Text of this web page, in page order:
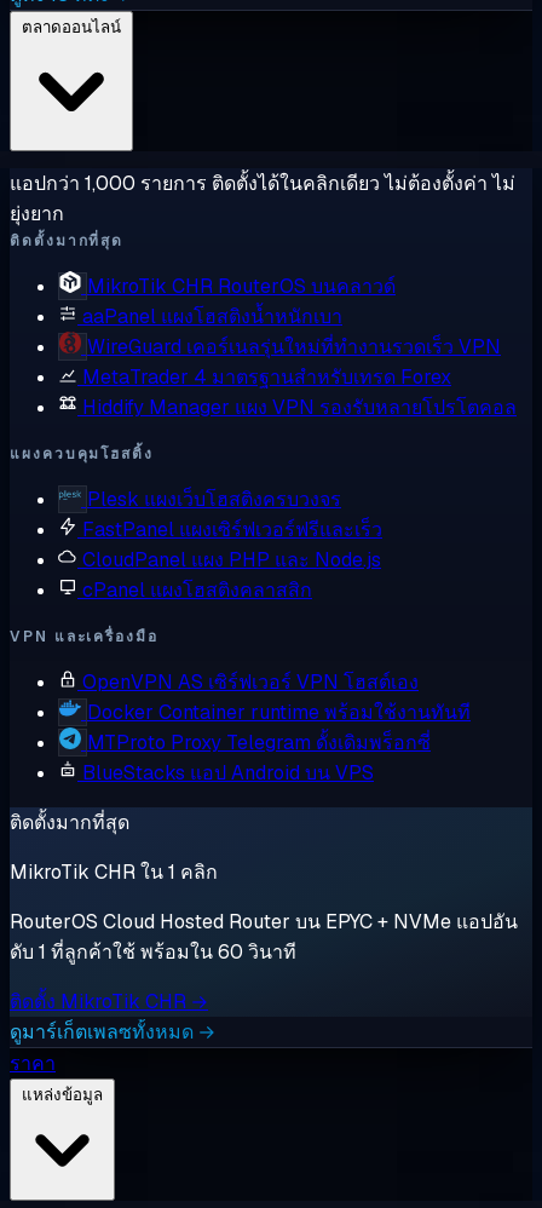
แอปกว่า 1,000 รายการ ติดตั้งได้ในคลิกเดียว ไม่ต้องตั้งค่า ไม่
ยุ่งยาก
ติดตั้งมากที่สุด
MikroTik CHR RouterOS บนคลาวด์
aaPanel แผงโฮสติงน้ำหนักเบา
WireGuard เคอร์เนลรุ่นใหม่ที่ทำงานรวดเร็ว VPN
MetaTrader 4 มาตรฐานสำหรับเทรด Forex
Hiddify Manager แผง VPN รองรับหลายโปรโตคอล
แผงควบคุมโฮสติ้ง
Plesk แผงเว็บโฮสติงครบวงจร
FastPanel แผงเซิร์ฟเวอร์ฟรีและเร็ว
CloudPanel แผง PHP และ Node.js
cPanel แผงโฮสติงคลาสสิก
VPN และเครื่องมือ
OpenVPN AS เซิร์ฟเวอร์ VPN โฮสต์เอง
Docker Container runtime พร้อมใช้งานทันที
MTProto Proxy Telegram ดั้งเดิมพร็อกซี่
BlueStacks แอป Android บน VPS
ติดตั้งมากที่สุด
MikroTik CHR ใน 1 คลิก
RouterOS Cloud Hosted Router บน EPYC + NVMe แอปอัน
ดับ 1 ที่ลูกค้าใช้ พร้อมใน 60 วินาที
ติดตั้ง MikroTik CHR →
ดูมาร์เก็ตเพลซทั้งหมด →
ราคา